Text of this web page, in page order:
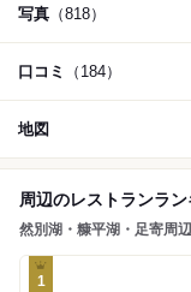
写真 （818）
口コミ （184）
地図
周辺のレストランラ
然別湖・糠平湖・足寄周辺
1